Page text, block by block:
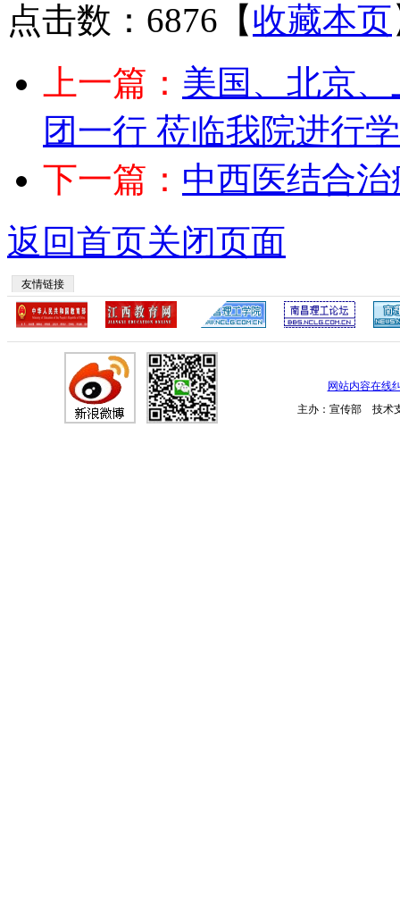
点击数：6876 【收藏本页
上一篇： 美国、北京
团一行 莅临我院进行
下一篇： 中西医结合
返回首页关闭页面
友情链接
网站内容在线
主办：宣传部 技术